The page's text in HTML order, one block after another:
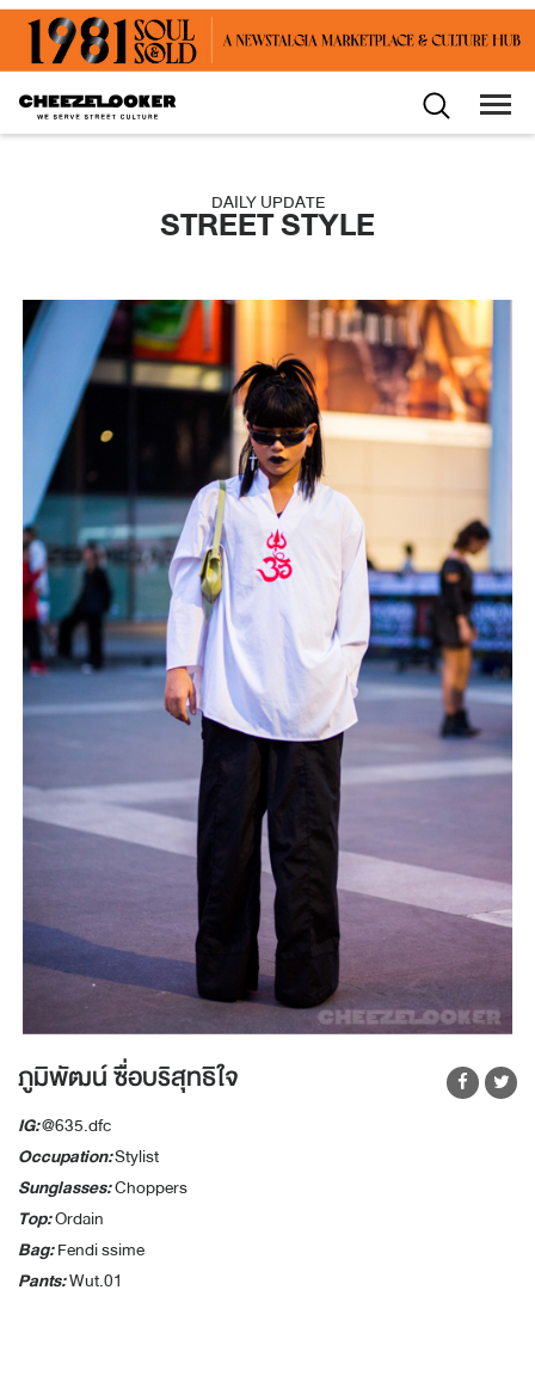
DAILY UPDATE
STREET STYLE
ภูมิพัฒน์ ซื่อบริสุทธิใจ
IG:@635.dfc
Occupation:Stylist
Sunglasses:Choppers
Top:Ordain
Bag:Fendi ssime
Pants:Wut.01